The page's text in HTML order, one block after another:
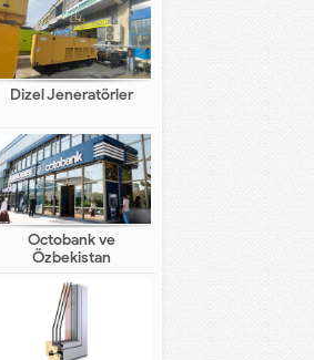
Dizel Jeneratörler
Octobank ve
Özbekistan
Bankalarının Dijital
Finansal Altyapının
Gelişimindeki Yeni Rolü